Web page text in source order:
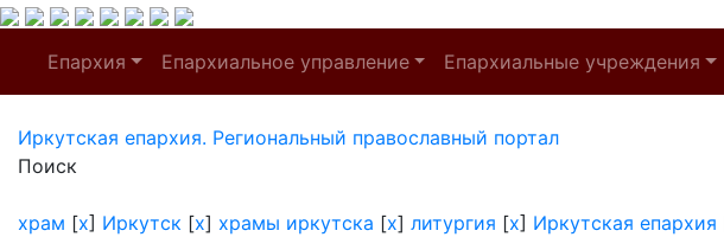
Епархия Епархиальное управление Епархиальные учреждения
Иркутская епархия. Региональный православный портал
Поиск
храм [x] Иркутск [x] храмы иркутска [x] литургия [x] Иркутская епархия